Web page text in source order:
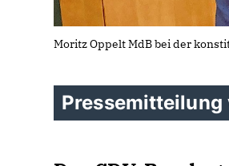
Moritz Oppelt MdB bei der
Pressemitteilung